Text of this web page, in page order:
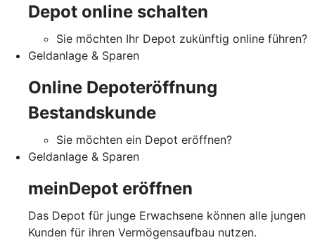
Depot online schalten
Sie möchten Ihr Depot zukünftig online führen?
Geldanlage & Sparen
Online Depoteröffnung
Bestandskunde
Sie möchten ein Depot eröffnen?
Geldanlage & Sparen
meinDepot eröffnen
Das Depot für junge Erwachsene können alle jungen
Kunden für ihren Vermögensaufbau nutzen.